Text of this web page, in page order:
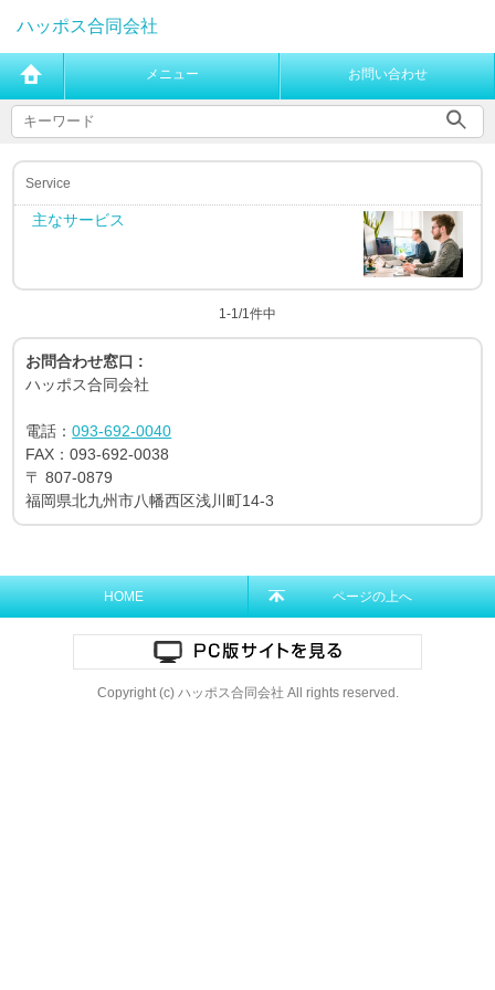
ハッポス合同会社
メニュー お問い合わせ
Service
主なサービス
1-1/1件中
お問合わせ窓口 :
ハッポス合同会社
電話：093-692-0040
FAX：093-692-0038
〒807-0879
福岡県北九州市八幡西区浅川町14-3
HOME ページの上へ
Copyright (c) ハッポス合同会社 All rights reserved.